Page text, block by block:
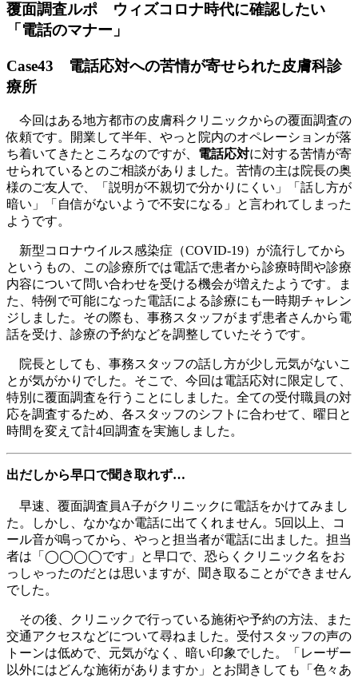
覆面調査ルポ ウィズコロナ時代に確認したい
「電話のマナー」
Case43 電話応対への苦情が寄せられた皮膚科診
療所
今回はある地方都市の皮膚科クリニックからの覆面調査の
依頼です。開業して半年、やっと院内のオペレーションが落
ち着いてきたところなのですが、 電話応対に対する苦情が寄
せられているとのご相談がありました。苦情の主は院長の奥
様のご友人で、「説明が不親切で分かりにくい」「話し方が
暗い」「自信がないようで不安になる」と言われてしまった
ようです。
新型コロナウイルス感染症（COVID-19）が流行してから
というもの、この診療所では電話で患者から診療時間や診療
内容について問い合わせを受ける機会が増えたようです。ま
た、特例で可能になった電話による診療にも一時期チャレン
ジしました。その際も、事務スタッフがまず患者さんから電
話を受け、診療の予約などを調整していたそうです。
院長としても、事務スタッフの話し方が少し元気がないこ
とが気がかりでした。そこで、今回は電話応対に限定して、
特別に覆面調査を行うことにしました。全ての受付職員の対
応を調査するため、各スタッフのシフトに合わせて、曜日と
時間を変えて計4回調査を実施しました。
出だしから早口で聞き取れず…
早速、覆面調査員A子がクリニックに電話をかけてみまし
た。しかし、なかなか電話に出てくれません。5回以上、コ
ール音が鳴ってから、やっと担当者が電話に出ました。担当
者は「◯◯◯◯です」と早口で、恐らくクリニック名をお
っしゃったのだとは思いますが、聞き取ることができません
でした。
その後、クリニックで行っている施術や予約の方法、また
交通アクセスなどについて尋ねました。受付スタッフの声の
トーンは低めで、元気がなく、暗い印象でした。「レーザー
以外にはどんな施術がありますか」とお聞きしても「色々あ